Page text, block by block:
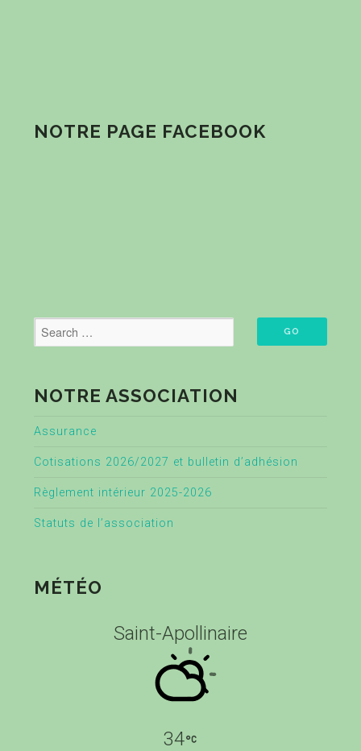
NOTRE PAGE FACEBOOK
NOTRE ASSOCIATION
Assurance
Cotisations 2026/2027 et bulletin d’adhésion
Règlement intérieur 2025-2026
Statuts de l’association
MÉTÉO
Saint-Apollinaire
34